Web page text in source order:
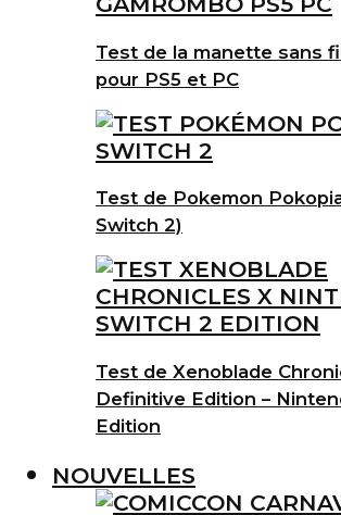
Test de la manette sans
pour PS5 et PC
Test de Pokemon
Switch 2)
Test de Xenoblade
Definitive Edition –
Edition
NOUVELLES